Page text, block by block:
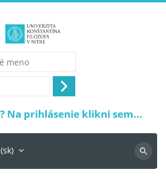
Prihlásiť
sa
Na prihlásenie klikni sem...